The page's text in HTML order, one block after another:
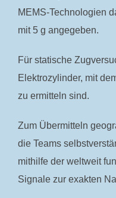
MEMS-Technologien
mit 5 g angegeben.
Für statische
Elektrozylinder, mit
zu ermitteln sind.
Zum Übermitteln
die Teams
mithilfe der weltweit
Signale zur exakten